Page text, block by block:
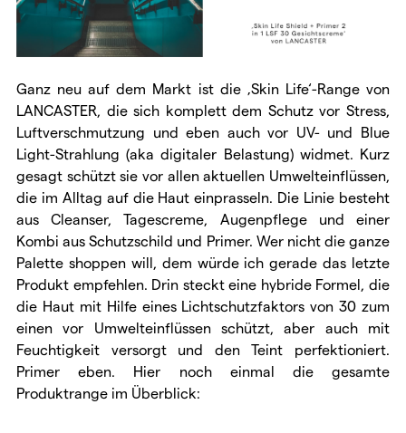
Ganz neu auf dem Markt ist die ‚Skin Life‘-Range von
LANCASTER, die sich komplett dem Schutz vor Stress,
Luftverschmutzung und eben auch vor UV- und Blue
Light-Strahlung (aka digitaler Belastung) widmet. Kurz
gesagt schützt sie vor allen aktuellen Umwelteinflüssen,
die im Alltag auf die Haut einprasseln. Die Linie besteht
aus Cleanser, Tagescreme, Augenpflege und einer
Kombi aus Schutzschild und Primer. Wer nicht die ganze
Palette shoppen will, dem würde ich gerade das letzte
Produkt empfehlen. Drin steckt eine hybride Formel, die
die Haut mit Hilfe eines Lichtschutzfaktors von 30 zum
einen vor Umwelteinflüssen schützt, aber auch mit
Feuchtigkeit versorgt und den Teint perfektioniert.
Primer eben. Hier noch einmal die gesamte
Produktrange im Überblick: